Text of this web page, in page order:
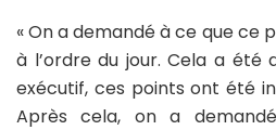
« On a demandé à ce que ce
à l’ordre du jour. Cela a
exécutif, ces points ont été
Après cela, on a